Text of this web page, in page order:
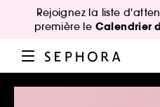
Rejoignez la liste
première le Calendrier